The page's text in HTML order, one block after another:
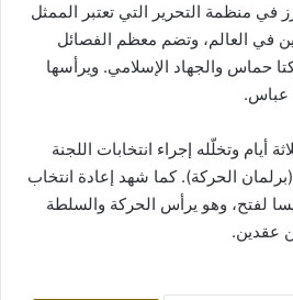
في منظمة التحرير التي تعتبر الممثل
في العالم، وتضم معظم الفصائل
حماس والجهاد الإسلامي. ويرأسها
عباس.
أيام وتخلّله إجراء انتخابات اللجنة
الحركة). كما شهد إعادة انتخاب
عاما) رئيسا لفتح، وهو يرأس الحركة والسلطة
عقدين.